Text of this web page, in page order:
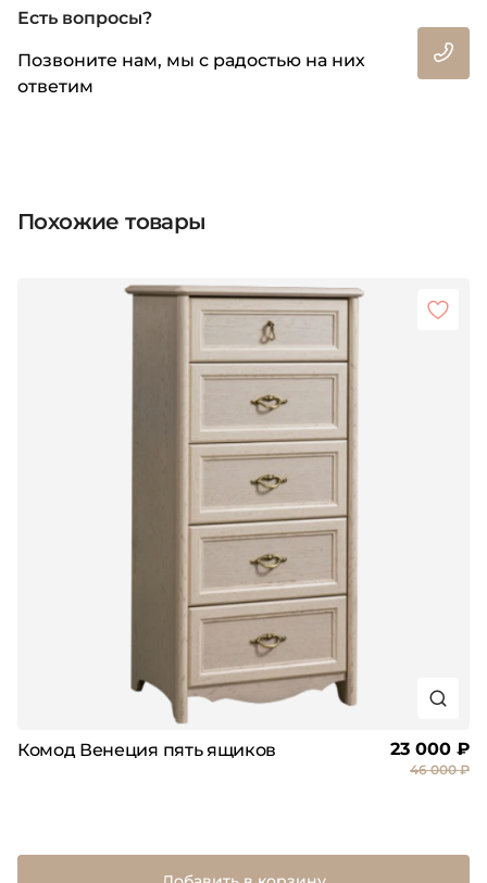
Есть вопросы?
Позвоните нам, мы с радостью на них
ответим
Похожие товары
Комод Венеция пять ящиков 23 000 ₽
46 000 ₽